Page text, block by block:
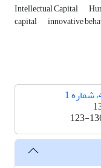
Intellectual Capital
capital innovative
123-